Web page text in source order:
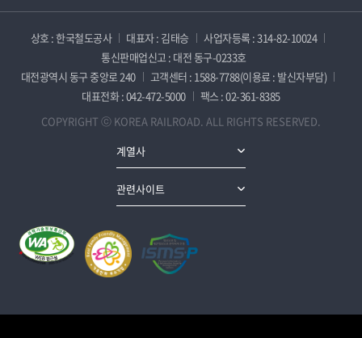
상호 : 한국철도공사 대표자 : 김태승
사업자등록 : 314-82-10024
통신판매업신고 : 대전 동구-0233호
대전광역시 동구 중앙로 240
고객센터 : 1588-7788(이용료 : 발신자부담)
대표전화 : 042-472-5000
팩스 : 02-361-8385
COPYRIGHT ⓒ KOREA RAILROAD. ALL RIGHTS RESERVED.
계열사
관련사이트